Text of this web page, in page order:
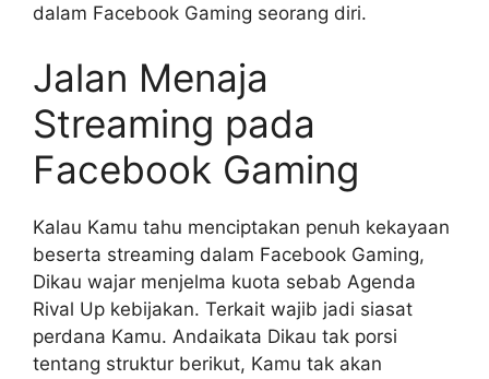
dalam Facebook Gaming seorang diri.
Jalan Menaja
Streaming pada
Facebook Gaming
Kalau Kamu tahu menciptakan penuh kekayaan
beserta streaming dalam Facebook Gaming,
Dikau wajar menjelma kuota sebab Agenda
Rival Up kebijakan. Terkait wajib jadi siasat
perdana Kamu. Andaikata Dikau tak porsi
tentang struktur berikut, Kamu tak akan